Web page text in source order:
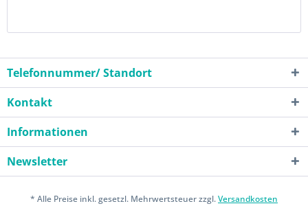
Telefonnummer/ Standort
Kontakt
Informationen
Newsletter
* Alle Preise inkl. gesetzl. Mehrwertsteuer zzgl.Versandkosten